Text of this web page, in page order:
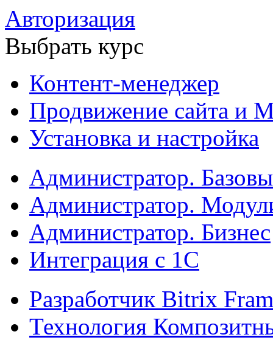
Авторизация
Выбрать курс
Контент-менеджер
Продвижение сайта и
Установка и настройка
Администратор.
Администратор.
Администратор. Бизнес
Интеграция с 1С
Разработчик Bitrix
Технология